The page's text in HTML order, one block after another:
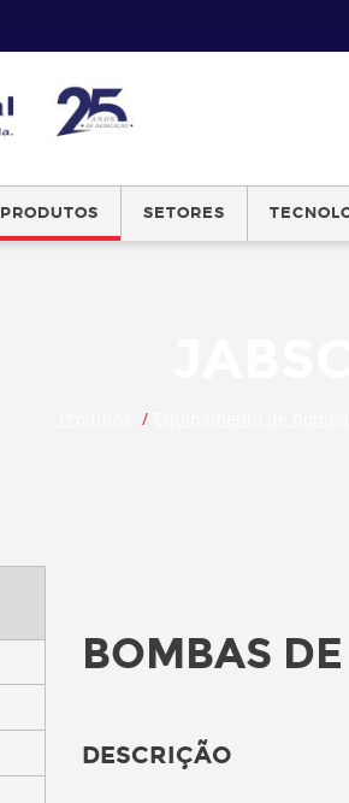
PRODUTOS SETORES
BOMBAS
DESCRIÇÃO